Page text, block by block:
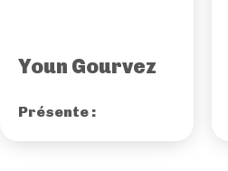
Youn Gourvez
Présente :